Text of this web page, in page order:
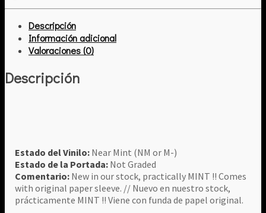
Descripción
Información adicional
Valoraciones (0)
Descripción
Estado del Vinilo: Near Mint (NM or M-)
Estado de la Portada: Not Graded
Comentario: New in our stock, practically MINT !! Comes
with original paper sleeve. // Nuevo en nuestro stock,
prácticamente MINT !! Viene con funda de papel original.